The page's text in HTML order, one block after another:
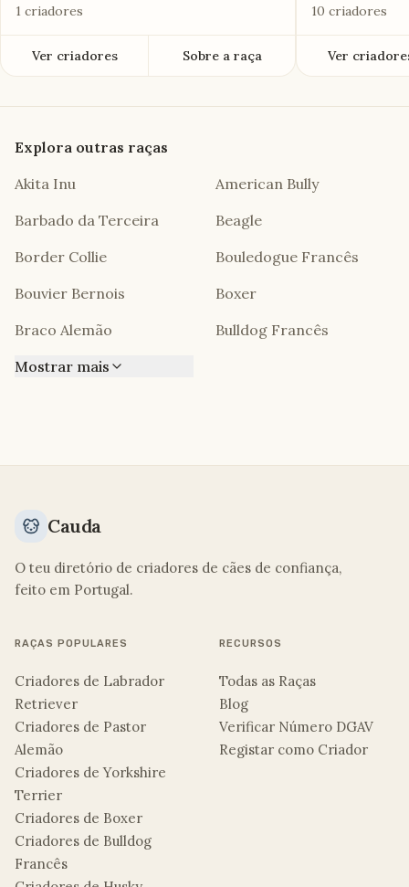
1 criadores
Ver criadores Sobre a raça
10 criadores
Ver
Explora outras raças
Akita Inu
American Bully
Barbado da Terceira
Beagle
Border Collie
Bouledogue Francês
Bouvier Bernois
Boxer
Braco Alemão
Bulldog Francês
Mostrar mais
Cauda
O teu diretório de criadores de cães de confiança,
feito em Portugal.
RAÇAS POPULARES
Criadores de Labrador
Retriever
Criadores de Pastor
Alemão
Criadores de Yorkshire
Terrier
Criadores de Boxer
Criadores de Bulldog
Francês
RECURSOS
Todas as Raças
Blog
Verificar Número DGAV
Registar como Criador